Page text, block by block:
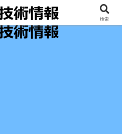
の情報インフラ。
検索